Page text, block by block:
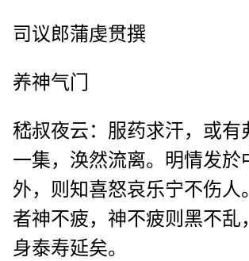
司议郎蒲虔贯撰
养神气门
嵇叔夜云：服药求汗，或有
一集，涣然流离。明情发於
外，则知喜怒哀乐宁不伤人
者神不疲，神不疲则黑不乱
身泰寿延矣。